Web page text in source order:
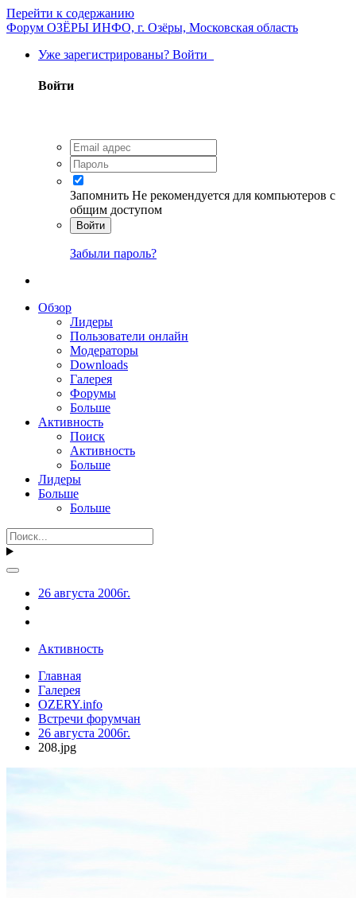
Перейти к содержанию
Форум ОЗЁРЫ ИНФО, г. Озёры, Московская область
Уже зарегистрированы? Войти
Войти
Запомнить Не рекомендуется для компьютеров с
общим доступом
Войти
Забыли пароль?
Обзор
Лидеры
Пользователи онлайн
Модераторы
Downloads
Галерея
Форумы
Больше
Активность
Поиск
Активность
Больше
Лидеры
Больше
Больше
26 августа 2006г.
Активность
Главная
Галерея
OZERY.info
Встречи форумчан
26 августа 2006г.
208.jpg